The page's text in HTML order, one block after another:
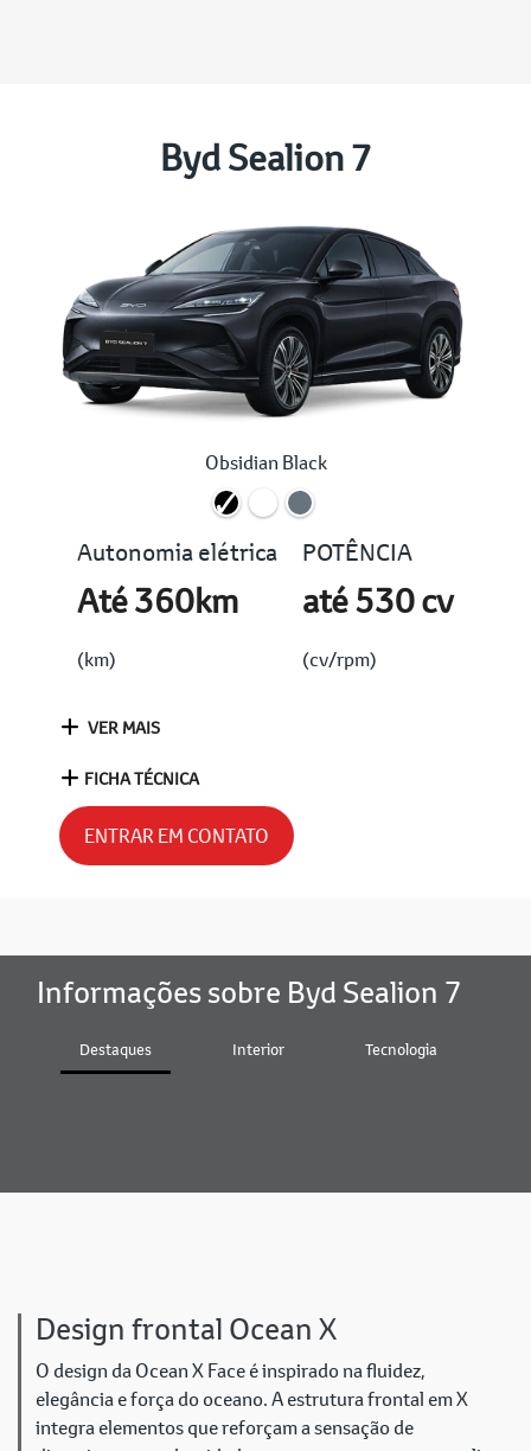
Byd Sealion 7
Obsidian Black
Autonomia elétrica
Até 360km
(km)
POTÊNCIA
até 530 cv
(cv/rpm)
VER MAIS
FICHA TÉCNICA
ENTRAR EM CONTATO
Informações sobre Byd Sealion 7
Destaques Interior Tecnologia
Design frontal Ocean X
O design da Ocean X Face é inspirado na fluidez,
elegância e força do oceano. A estrutura frontal em X
integra elementos que reforçam a sensação de